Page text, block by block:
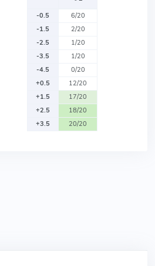
-0.5
6/20
-1.5
2/20
-2.5
1/20
-3.5
1/20
-4.5
0/20
+0.5
12/20
+1.5
17/20
+2.5
18/20
+3.5
20/20